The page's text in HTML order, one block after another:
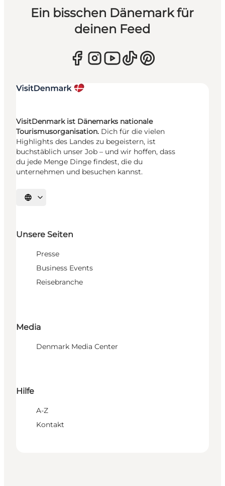
Ein bisschen Dänemark für
deinen Feed
VisitDenmark ist Dänemarks nationale
Tourismusorganisation. Dich für die vielen
Highlights des Landes zu begeistern, ist
buchstäblich unser Job – und wir hoffen, dass
du jede Menge Dinge findest, die du
unternehmen und besuchen kannst.
Sprache auswählen
Unsere Seiten
Presse
Business Events
Reisebranche
Media
Denmark Media Center
Hilfe
A-Z
Kontakt